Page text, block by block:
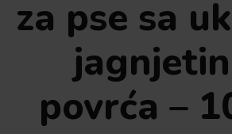
za pse sa
povrća –